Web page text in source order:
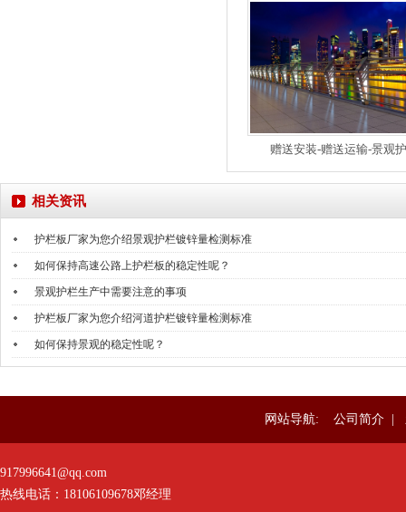
赠送安装-赠送运输-景观
相关资讯
护栏板厂家为您介绍景观护栏镀锌量检测标准
如何保持高速公路上护栏板的稳定性呢？
景观护栏生产中需要注意的事项
护栏板厂家为您介绍河道护栏镀锌量检测标准
如何保持景观的稳定性呢？
网站导航: 公司简介
917996641@qq.com
热线电话： 18106109678邓经理